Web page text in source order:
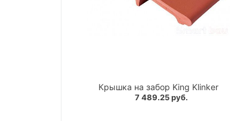
Крышка на забор King Klinker
7 489.25 руб.